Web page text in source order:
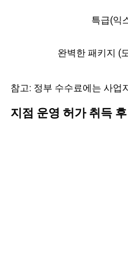
특급(익
완벽한 패키지 (
참고: 정부 수수료에는 사업
지점 운영 허가 취득